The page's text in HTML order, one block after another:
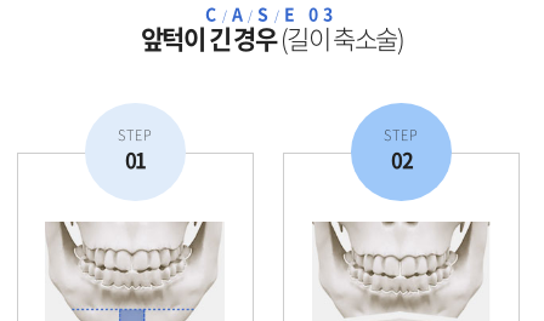
C / A/S / E 03
앞턱이 긴 경우(길이 축소술)
STEP
01
STEP
02